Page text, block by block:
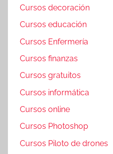
Cursos decoración
Cursos educación
Cursos Enfermería
Cursos finanzas
Cursos gratuitos
Cursos informática
Cursos online
Cursos Photoshop
Cursos Piloto de drones